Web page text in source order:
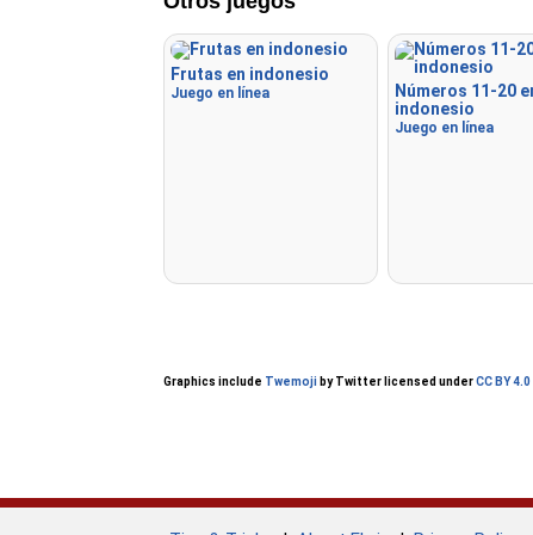
Frutas en indonesio
Juego en línea
Números 11-20
indonesio
Juego en línea
Graphics include Twemoji by Twitter licensed underCC BY 4.0